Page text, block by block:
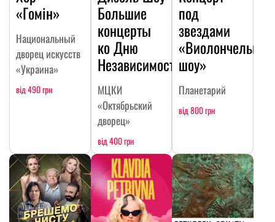
«Гомін»
Национальный
дворец искусств
«Украина»
від 490 грн
Большие
концерты
ко Дню
Независимости
МЦКИ
«Октябрьский
дворец»
від 400 грн
под
звездами
«Виолончельное
шоу»
Планетарий
від 800 грн